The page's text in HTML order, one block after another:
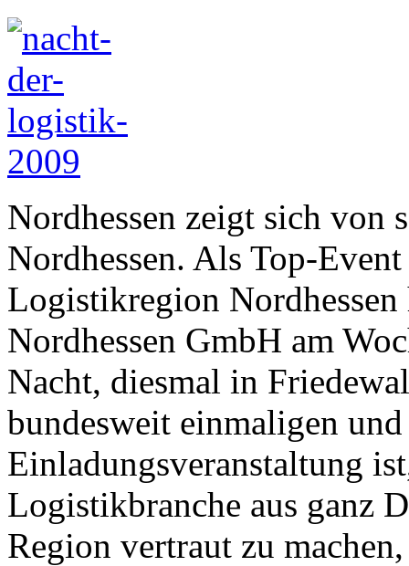
Nordhessen zeigt sich von
Nordhessen. Als Top-
Logistikregion Nordhessen
Nordhessen GmbH am
Nacht, diesmal in
bundesweit einmaligen
Einladungsveranstaltung
Logistikbranche aus ganz
Region vertraut zu